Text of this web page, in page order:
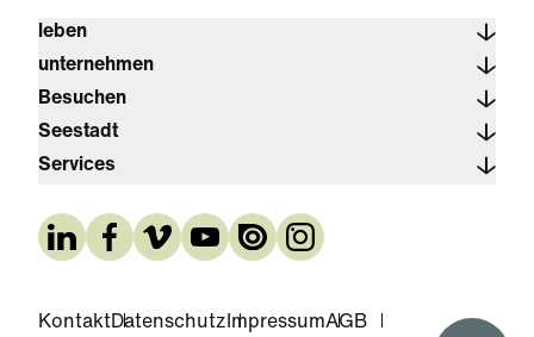
leben
unternehmen
Besuchen
Seestadt
Services
KontaktDatenschutz ImpressumAGB